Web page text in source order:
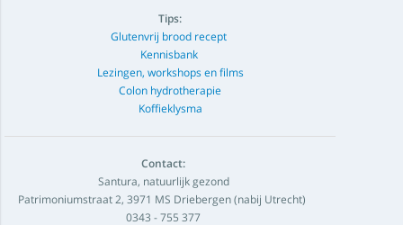
Tips:
Glutenvrij brood recept
Kennisbank
Lezingen, workshops en films
Colon hydrotherapie
Koffieklysma
Contact:
Santura, natuurlijk gezond
Patrimoniumstraat 2, 3971 MS Driebergen (nabij Utrecht)
0343 - 755 377